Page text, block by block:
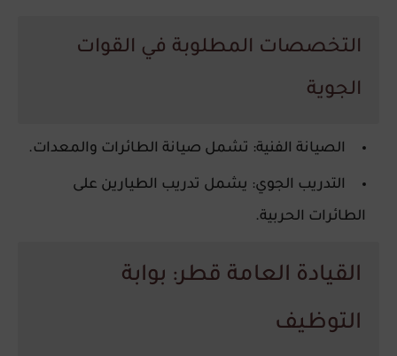
التخصصات المطلوبة في القوات
الجوية
الصيانة الفنية: تشمل صيانة الطائرات والمعدات.
التدريب الجوي: يشمل تدريب الطيارين على
الطائرات الحربية.
القيادة العامة قطر: بوابة
التوظيف